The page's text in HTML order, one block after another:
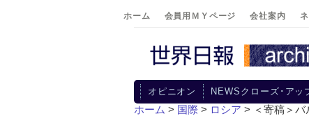
ホーム 会員用ＭＹページ 会社案内
オピニオン NEWSクローズ･アッ
ホーム > 国際 > ロシア > ＜寄稿＞バ